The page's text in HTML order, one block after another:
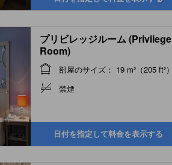
プリビレッジルーム (Privilege
Room)
部屋のサイズ： 19 m²（205 ft²）
禁煙
日付を指定して料金を表示する